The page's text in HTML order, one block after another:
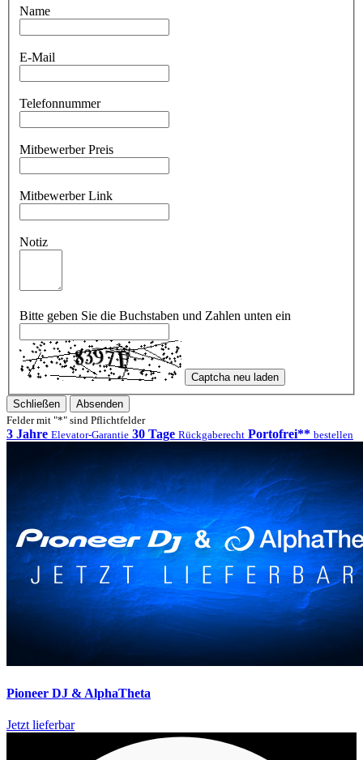
Name
E-Mail
Telefonnummer
Mitbewerber Preis
Mitbewerber Link
Notiz
Bitte geben Sie die Buchstaben und Zahlen unten ein
Captcha neu laden
Schließen
Absenden
Felder mit "*" sind Pflichtfelder
3 Jahre Elevator-Garantie 30 Tage Rückgaberecht Portofrei** bestellen
Pioneer DJ & AlphaTheta
Jetzt lieferbar